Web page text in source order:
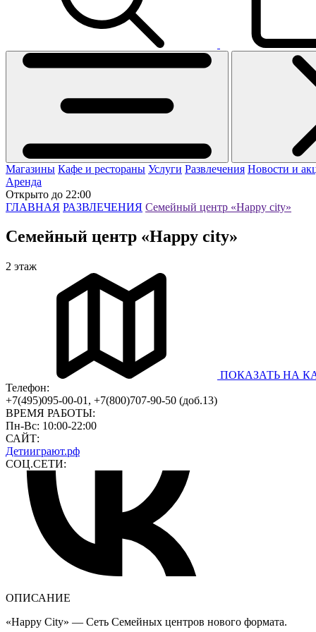
Магазины Кафе и рестораны Услуги Развлечения Новости и
Аренда
Открыто до 22:00
ГЛАВНАЯ РАЗВЛЕЧЕНИЯ Семейный центр «Happy city»
Семейный центр «Happy city»
2 этаж
ПОКАЗАТЬ НА
Телефон:
+7(495)095-00-01, +7(800)707-90-50 (доб.13)
ВРЕМЯ РАБОТЫ:
Пн-Вс: 10:00-22:00
САЙТ:
Детииграют.рф
СОЦ.СЕТИ:
ОПИСАНИЕ
«Happy City» — Сеть Семейных центров нового формата.